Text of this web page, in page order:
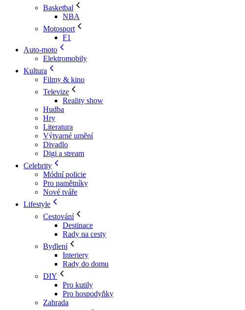
Basketbal
NBA
Motosport
F1
Auto-moto
Elektromobily
Kultura
Filmy & kino
Televize
Reality show
Hudba
Hry
Literatura
Výtvarné umění
Divadlo
Digi a stream
Celebrity
Módní policie
Pro pamětníky
Nové tváře
Lifestyle
Cestování
Destinace
Rady na cesty
Bydlení
Interiery
Rady do domu
DIY
Pro kutily
Pro hospodyňky
Zahrada